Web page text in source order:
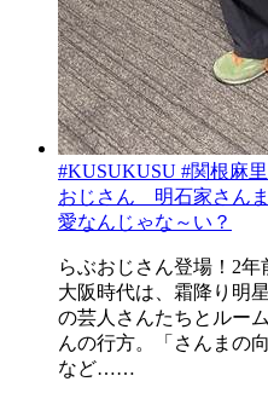
#KUSUKUSU #関根麻
おじさん 明石家さんま
愛なんじゃな～い？
らぶおじさん登場！2年
大阪時代は、霜降り明
の芸人さんたちとルー
んの行方。「さんまの
など……